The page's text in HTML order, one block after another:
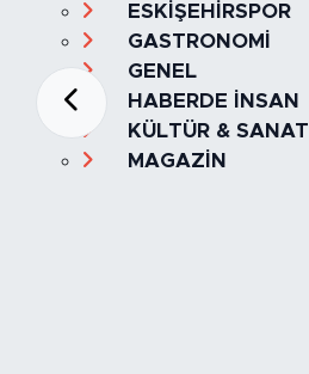
ESKİŞEHİRSPOR
GASTRONOMİ
GENEL
HABERDE İNSAN
KÜLTÜR & SANAT
MAGAZİN